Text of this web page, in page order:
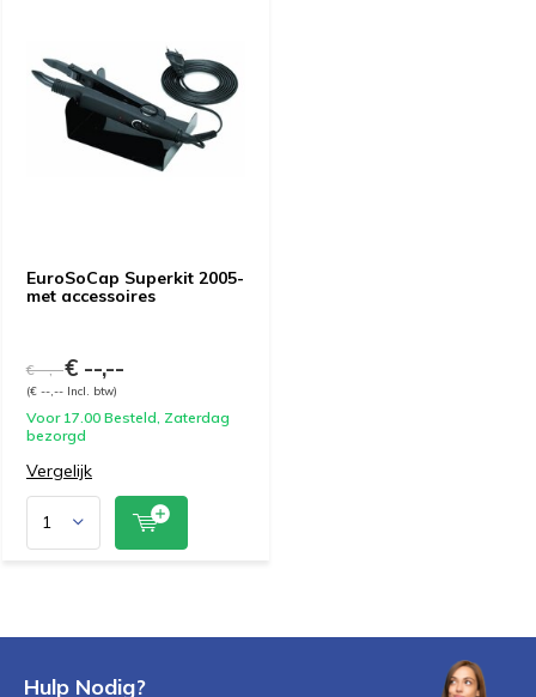
EuroSoCap Superkit 2005-
met accessoires
€ --,--€ --,--
(€ --,-- Incl. btw)
Voor 17.00 Besteld, Zaterdag
bezorgd
Vergelijk
Hulp Nodig?